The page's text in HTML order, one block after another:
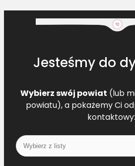
Jesteśmy do
Wybierz swój powiat (lub
powiatu), a pokażemy Ci
kontaktowy: